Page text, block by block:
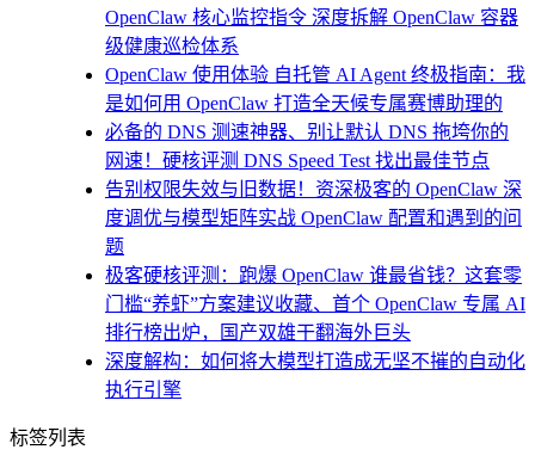
OpenClaw 核心监控指令 深度拆解 OpenClaw 容器
级健康巡检体系
OpenClaw 使用体验 自托管 AI Agent 终极指南：我
是如何用 OpenClaw 打造全天候专属赛博助理的
必备的 DNS 测速神器、别让默认 DNS 拖垮你的
网速！硬核评测 DNS Speed Test 找出最佳节点
告别权限失效与旧数据！资深极客的 OpenClaw 深
度调优与模型矩阵实战 OpenClaw 配置和遇到的问
题
极客硬核评测：跑爆 OpenClaw 谁最省钱？这套零
门槛“养虾”方案建议收藏、首个 OpenClaw 专属 AI
排行榜出炉，国产双雄干翻海外巨头
深度解构：如何将大模型打造成无坚不摧的自动化
执行引擎
标签列表